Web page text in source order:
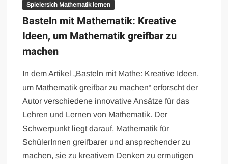
Spielersich Mathematik lernen
Basteln mit Mathematik: Kreative
Ideen, um Mathematik greifbar zu
machen
In dem Artikel „Basteln mit Mathe: Kreative Ideen,
um Mathematik greifbar zu machen“ erforscht der
Autor verschiedene innovative Ansätze für das
Lehren und Lernen von Mathematik. Der
Schwerpunkt liegt darauf, Mathematik für
SchülerInnen greifbarer und ansprechender zu
machen, sie zu kreativem Denken zu ermutigen